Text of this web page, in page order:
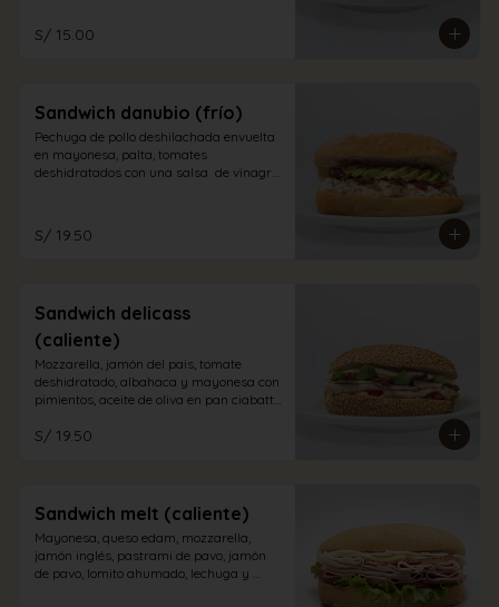
S/ 15.00
Sandwich danubio (frío)
Pechuga de pollo deshilachada envuelta
en mayonesa, palta, tomates
deshidratados con una salsa  de vinagre
S/ 19.50
Sandwich delicass
(caliente)
Mozzarella, jamón del pais, tomate
deshidratado, albahaca y mayonesa con
pimientos, aceite de oliva en pan ciabatta
S/ 19.50
Sandwich melt (caliente)
Mayonesa, queso edam, mozzarella,
jamón inglés, pastrami de pavo, jamón
de pavo, lomito ahumado, lechuga y